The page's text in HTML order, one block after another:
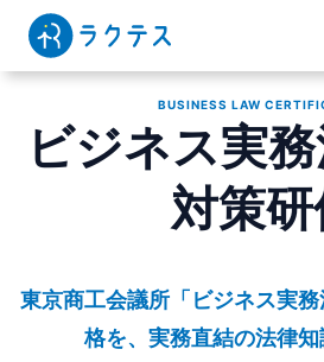
BUSINESS LAW
ビジネス実
対策
東京商工会議所「ビジネス実
格を、実務直結の法律知